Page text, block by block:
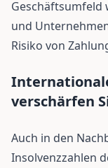
Geschäftsumfeld
und
Risiko von
verschärfen
Auch in den
Insolvenzzahlen